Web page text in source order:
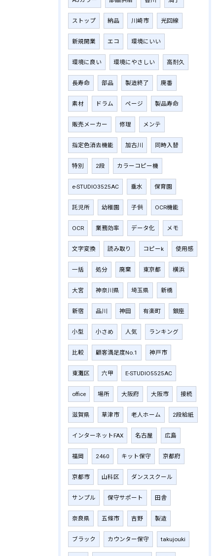
ストップ 納品 川崎市 光回線
新規開業 エコ 環境にいい
環境に良い 環境にやさしい 高耐久
長寿命 部品 製造終了 廃番
素材 ドラム ページ 製品寿命
販売メーカー 修理 メンテ
指定色消去機能 加古川 同時入替
特別 2段 カラーコピー機
e-STUDIO3525AC 垂水 保育園
託児所 幼稚園 子供 OCR機能
OCR 業務効率 データ化 メモ
文字変換 読み取り コピーk 使用感
一括 処分 廃棄 東京都 横浜
大宮 神奈川県 埼玉県 新橋
新宿 品川 神田 有楽町 銀座
小型 小さめ 人気 ランキング
比較 顧客満足度No.1 神戸市
東灘区 六甲 E-STUDIO5525AC
office 場所 大阪府 大阪市 接続
滋賀県 草津市 老人ホーム 2段給紙
インターネットFAX 名古屋 広島
福岡 2460 キット保守 京都府
京都市 山科区 ダンススクール
サンプル 保守サポート 田舎
奈良県 五條市 吉野 製造
ブラック カウンター保守 takujouki